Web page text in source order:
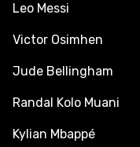
Leo Messi
Victor Osimhen
Jude Bellingham
Randal Kolo Muani
Kylian Mbappé